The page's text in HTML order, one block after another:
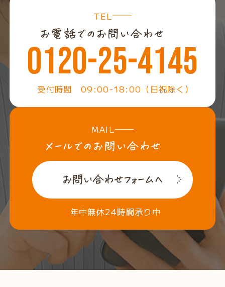
TEL
0120-25-4145
受付時間 09:00-18:00（日祝除く）
MAIL
年中無休24時間承り中